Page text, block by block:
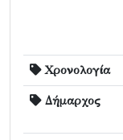
Χρονολογία
Δήμαρχος